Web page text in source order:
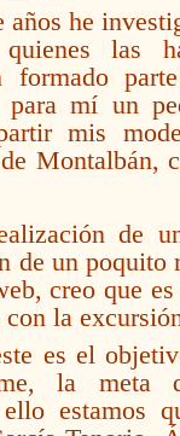
años he
las
formado
para mí un
mis
Montalbán,
de
de un
creo que
la
es el
la meta
estamos